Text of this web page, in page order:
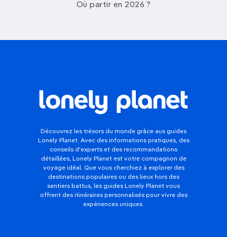
Où partir en 2026 ?
Découvrez les trésors du monde grâce aux guides
Lonely Planet. Avec des informations pratiques, des
conseils d'experts et des recommandations
détaillées, Lonely Planet est votre compagnon de
voyage idéal. Que vous cherchiez à explorer des
destinations populaires ou des lieux hors des
sentiers battus, les guides Lonely Planet vous
offrent des itinéraires personnalisés pour vivre des
expériences uniques.